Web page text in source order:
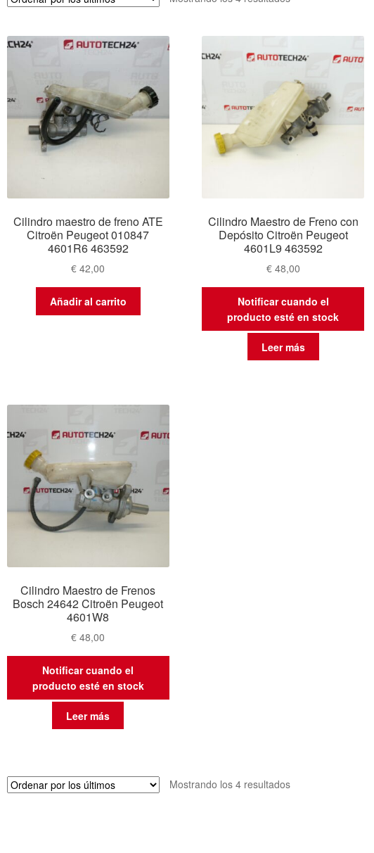
Cilindro maestro de freno ATE
Citroën Peugeot 010847
4601R6 463592
€ 42,00
Añadir al carrito
Cilindro Maestro de Freno con
Depósito Citroën Peugeot
4601L9 463592
€48,00
Notificar cuando el
producto esté en stock
Leer más
Cilindro Maestro de Frenos
Bosch 24642 Citroën Peugeot
4601W8
€ 48,00
Notificar cuando el
producto esté en stock
Leer más
Mostrando los 4 resultadosOrdenado